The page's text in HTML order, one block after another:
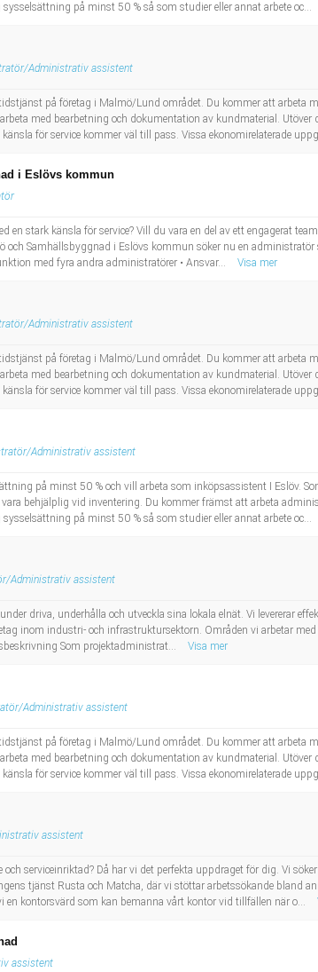
på minst 50 % så som studier eller annat arbete oc...
Administrativ assistent
på företag i Malmö/Lund området. Du kommer att arbeta
med bearbetning och dokumentation av kundmaterial.
för service kommer väl till pass. Vissa ekonomirelaterade
i Eslövs kommun
en stark känsla för service? Vill du vara en del av ett engagerat
och Samhällsbyggnad i Eslövs kommun söker nu en
med fyra andra administratörer • Ansvar...
Visa mer
Administrativ assistent
på företag i Malmö/Lund området. Du kommer att arbeta
med bearbetning och dokumentation av kundmaterial.
för service kommer väl till pass. Vissa ekonomirelaterade
Administrativ assistent
på minst 50 % och vill arbeta som inköpsassistent I Eslöv.
vara behjälplig vid inventering. Du kommer främst att arbeta
på minst 50 % så som studier eller annat arbete oc...
Administrativ assistent
driva, underhålla och utveckla sina lokala elnät. Vi levererar
inom industri- och infrastruktursektorn. Områden vi arbetar
Som projektadministrat...
Visa mer
Administrativ assistent
på företag i Malmö/Lund området. Du kommer att arbeta
med bearbetning och dokumentation av kundmaterial.
för service kommer väl till pass. Vissa ekonomirelaterade
assistent
serviceinriktad? Då har vi det perfekta uppdraget för dig. Vi
tjänst Rusta och Matcha, där vi stöttar arbetssökande bland
kontorsvärd som kan bemanna vårt kontor vid tillfällen när o...
assistent